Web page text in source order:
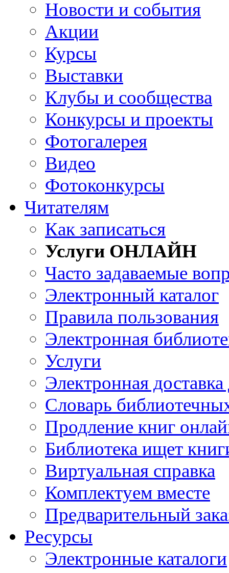
Новости и события
Акции
Курсы
Выставки
Клубы и сообщества
Конкурсы и проекты
Фотогалерея
Видео
Фотоконкурсы
Читателям
Как записаться
Услуги ОНЛАЙН
Часто задаваемые
Электронный каталог
Правила пользования
Электронная
Услуги
Электронная
Словарь
Продление книг
Библиотека ищет
Виртуальная справка
Комплектуем вместе
Предварительный
Ресурсы
Электронные каталоги